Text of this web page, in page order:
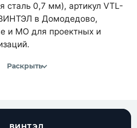
сталь 0,7 мм), артикул VTL-
в Домодедово,
и МО для проектных и
Раскрыть